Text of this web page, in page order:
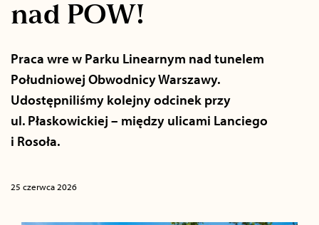
nad POW!
Praca wre w Parku Linearnym nad tunelem
Południowej Obwodnicy Warszawy.
Udostępniliśmy kolejny odcinek przy
ul. Płaskowickiej – między ulicami Lanciego
i Rosoła.
25 czerwca 2026